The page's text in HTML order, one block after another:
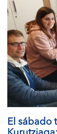
El sábado